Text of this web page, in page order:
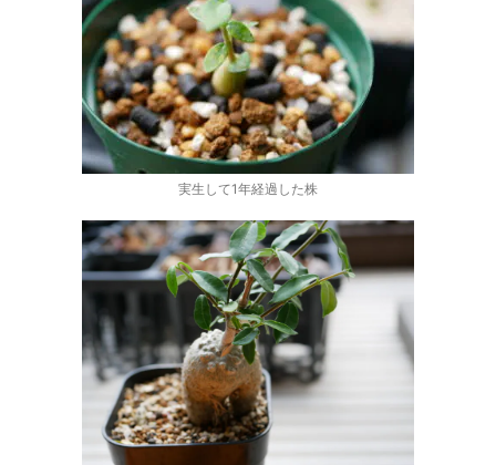
実生して1年経過した株